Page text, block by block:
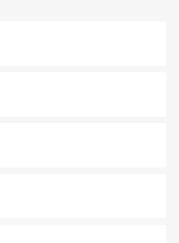
風情を楽しめる外せないスポット